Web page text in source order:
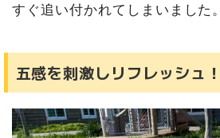
すぐ追い付かれてしまいました。
五感を刺激しリフレッシュ！